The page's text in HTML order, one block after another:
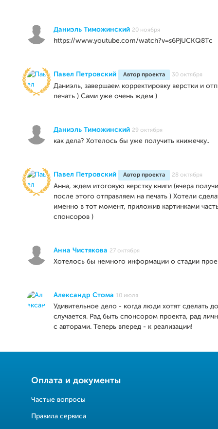
Даниэль Тиможинский 20 ноября
https://www.youtube.com/watch?v=s6PjUCKQ8Tc
Павел Петровский Автор проекта 30 октября
Даниэль, завершаем корректировку верстки и
печать ) Сами уже очень ждем )
Даниэль Тиможинский 29 октября
как дела? Хотелось бы уже получить книжечку..
Павел Петровский Автор проекта 28 октября
Анна, ждем итоговую верстку книги (вчера
после этого отправляем на печать ) Хотели
именно в тот момент, приложив картинками
спонсоров )
Анна Чистякова 27 октября
Хотелось бы немного информации о стадии
Александр Стома 10 июля
Удивительное дело - когда люди хотят сделать
случается. Рад быть спонсором проекта, рад
с авторами. Теперь вперед - к реализации!
Оплата и документы
Частые вопросы
Правила сервиса